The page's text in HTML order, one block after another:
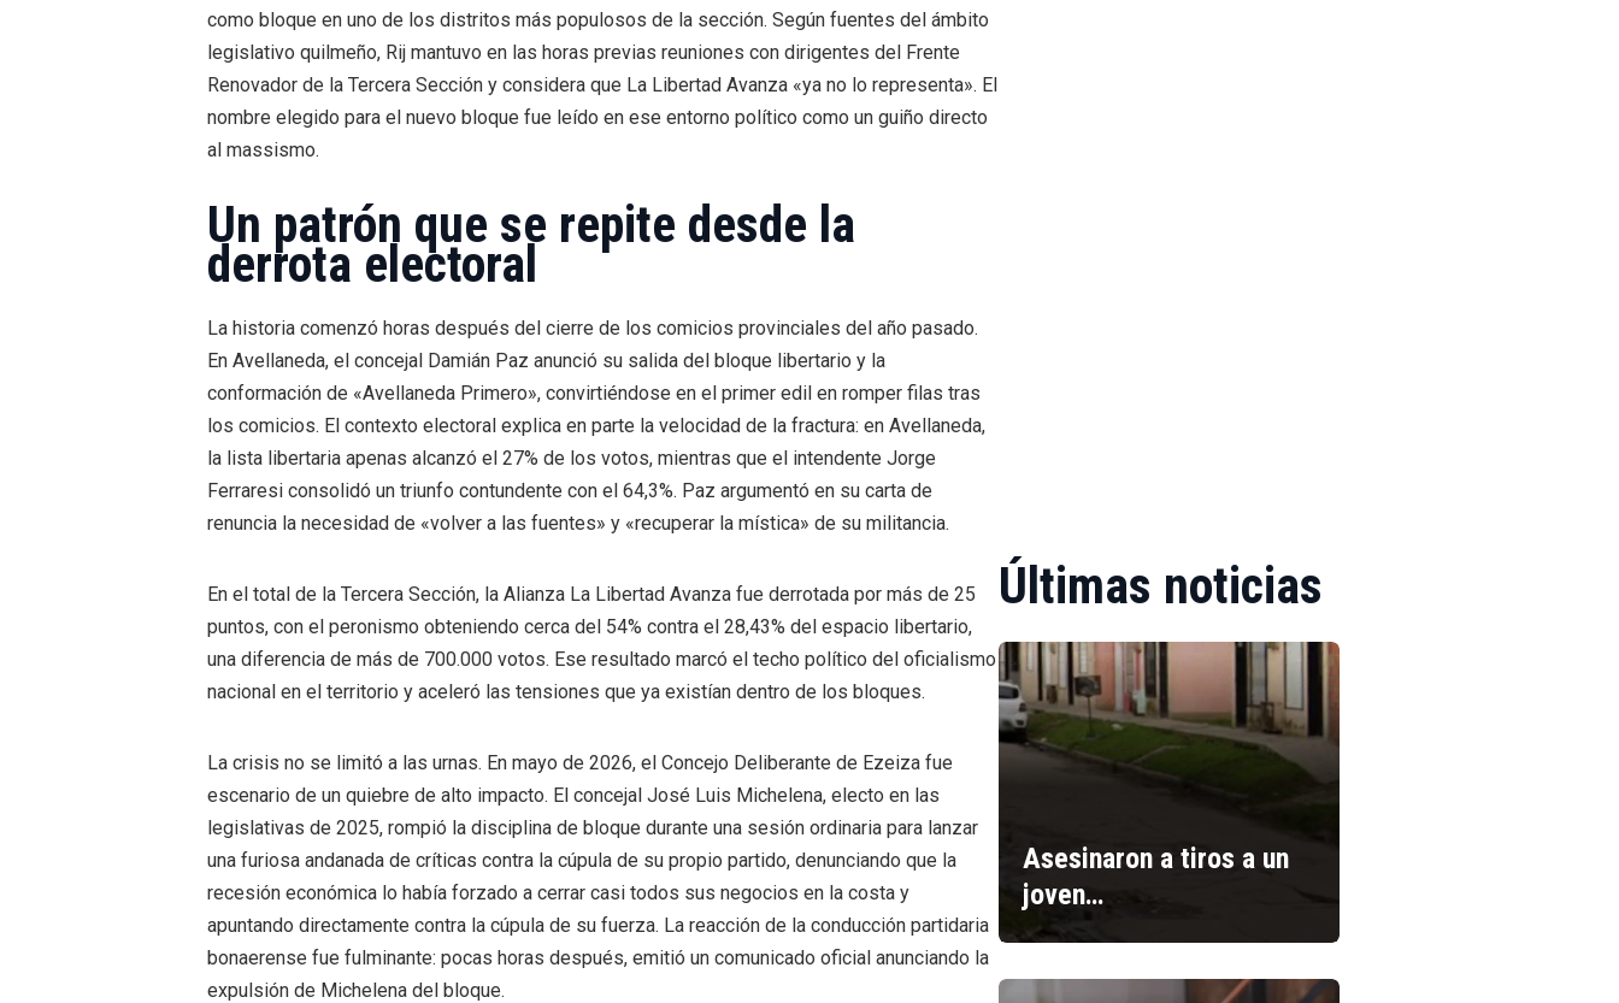
como bloque en uno de los distritos más populosos de la sección. Según fuentes del ámbito
legislativo quilmeño, Rij mantuvo en las horas previas reuniones con dirigentes del Frente
Renovador de la Tercera Sección y considera que La Libertad Avanza «ya no lo representa». El
nombre elegido para el nuevo bloque fue leído en ese entorno político como un guiño directo
al massismo.
Un patrón que se repite desde la
derrota electoral
La historia comenzó horas después del cierre de los comicios provinciales del año pasado.
En Avellaneda, el concejal Damián Paz anunció su salida del bloque libertario y la
conformación de «Avellaneda Primero», convirtiéndose en el primer edil en romper filas tras
los comicios. El contexto electoral explica en parte la velocidad de la fractura: en Avellaneda,
la lista libertaria apenas alcanzó el 27% de los votos, mientras que el intendente Jorge
Ferraresi consolidó un triunfo contundente con el 64,3%. Paz argumentó en su carta de
renuncia la necesidad de «volver a las fuentes» y «recuperar la mística» de su militancia.
En el total de la Tercera Sección, la Alianza La Libertad Avanza fue derrotada por más de 25
puntos, con el peronismo obteniendo cerca del 54% contra el 28,43% del espacio libertario,
una diferencia de más de 700.000 votos. Ese resultado marcó el techo político del oficialismo
nacional en el territorio y aceleró las tensiones que ya existían dentro de los bloques.
La crisis no se limitó a las urnas. En mayo de 2026, el Concejo Deliberante de Ezeiza fue
escenario de un quiebre de alto impacto. El concejal José Luis Michelena, electo en las
legislativas de 2025, rompió la disciplina de bloque durante una sesión ordinaria para lanzar
una furiosa andanada de críticas contra la cúpula de su propio partido, denunciando que la
recesión económica lo había forzado a cerrar casi todos sus negocios en la costa y
apuntando directamente contra la cúpula de su fuerza. La reacción de la conducción partidaria
bonaerense fue fulminante: pocas horas después, emitió un comunicado oficial anunciando la
expulsión de Michelena del bloque.
Últimas noticias
Asesinaron a tiros a un
joven…